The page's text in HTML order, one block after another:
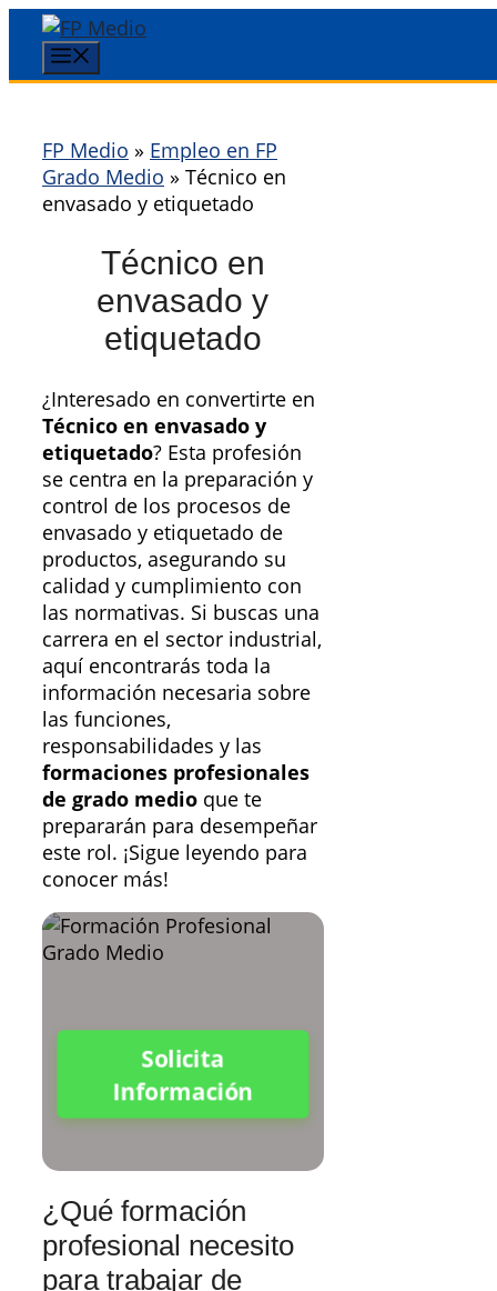
Saltar
contenido
FP Medio » Empleo en FP
Grado Medio » Técnico en
envasado y etiquetado
Técnico en
envasado y
etiquetado
¿Interesado en convertirte en
Técnico en envasado y
etiquetado? Esta profesión
se centra en la preparación y
control de los procesos de
envasado y etiquetado de
productos, asegurando su
calidad y cumplimiento con
las normativas. Si buscas una
carrera en el sector industrial,
aquí encontrarás toda la
información necesaria sobre
las funciones,
responsabilidades y las
formaciones profesionales
de grado medio que te
prepararán para desempeñar
este rol. ¡Sigue leyendo para
conocer más!
Solicita
Información
¿Qué formación
profesional necesito
para trabajar de